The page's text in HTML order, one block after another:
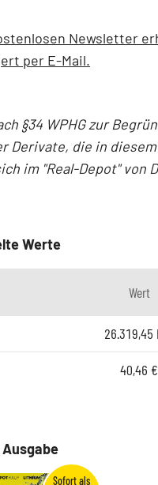
Newsletter
per E-Mail.
§34 WPHG zur
Derivate, die in
im "Real-Depot" von
Werte
Wert
26.319,45
40,46 €